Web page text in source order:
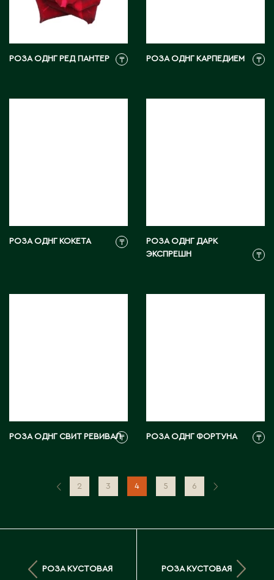
РОЗА ОДНГ РЕД ПАНТЕР ₸ РОЗА ОДНГ КАРПЕДИЕМ ₸
РОЗА ОДНГ КОКЕТА ₸
РОЗА ОДНГ ДАРК
ЭКСПРЕШН
₸
РОЗА ОДНГ СВИТ РЕВИВАЛ₸ РОЗА ОДНГ ФОРТУНА ₸
2 3 4 5 6
РОЗА КУСТОВАЯ РОЗА КУСТОВАЯ